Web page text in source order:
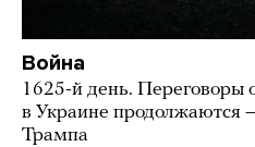
Война
1625-й день. Переговоры
в Украине продолжаются
Трампа